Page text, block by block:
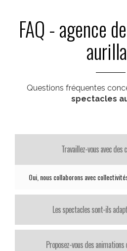
FAQ - agence
Questions fréquentes
spectacles
Travaillez-vous avec
Oui, nous collaborons avec
Les spectacles sont-ils
Proposez-vous des